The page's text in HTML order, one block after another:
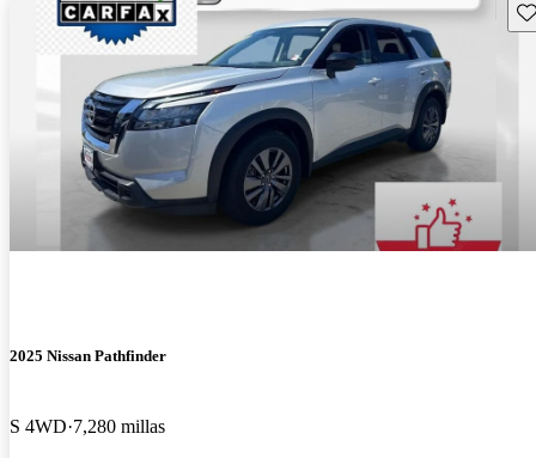
2025 Nissan Pathfinder
S 4WD 7,280 millas